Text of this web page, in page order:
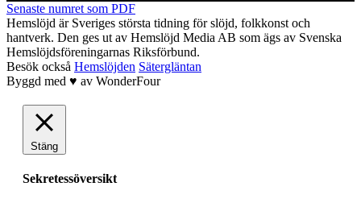
Senaste numret som PDF
Hemslöjd är Sveriges största tidning för slöjd, folkkonst och
hantverk. Den ges ut av Hemslöjd Media AB som ägs av Svenska
Hemslöjdsföreningarnas Riksförbund.
Besök också Hemslöjden Sätergläntan
Byggd med ♥ av WonderFour
Stäng
Sekretessöversikt